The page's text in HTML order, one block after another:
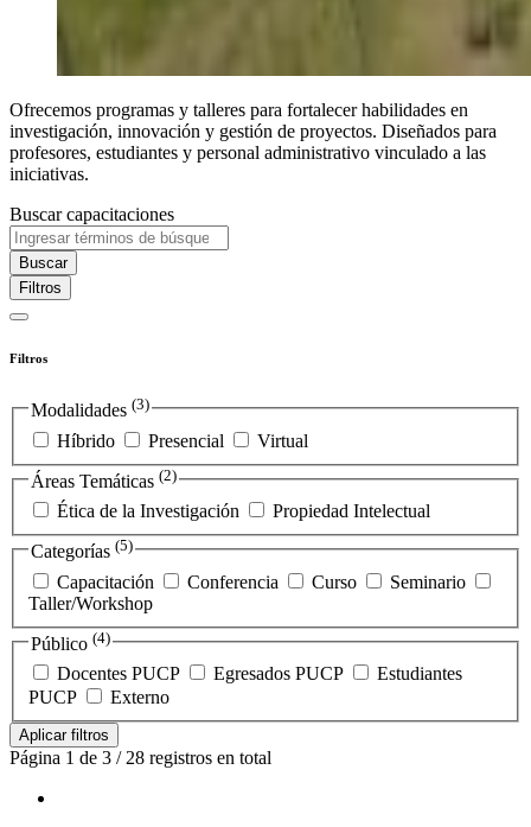
Ofrecemos programas y talleres para fortalecer habilidades en
investigación, innovación y gestión de proyectos. Diseñados para
profesores, estudiantes y personal administrativo vinculado a las
iniciativas.
Buscar capacitaciones
Buscar
Filtros
Filtros
Modalidades (3)
Híbrido Presencial
Virtual
Áreas Temáticas (2)
Ética de la Investigación
Propiedad Intelectual
Categorías (5)
Capacitación Conferencia Curso
Seminario
Taller/Workshop
Público (4)
Docentes PUCP Egresados PUCP
Estudiantes
PUCP
Externo
Aplicar filtros
Página 1 de 3 / 28 registros en total